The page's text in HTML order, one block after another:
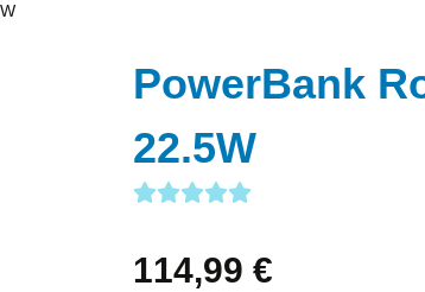
PowerBank
22.5W
114,99€